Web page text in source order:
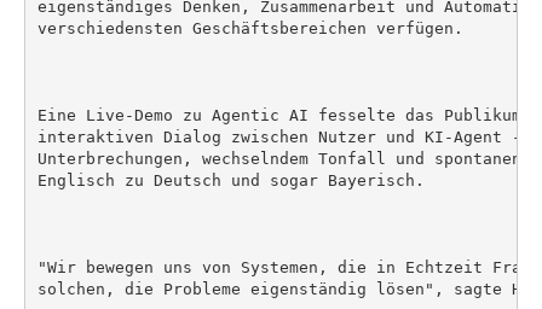
eigenständiges Denken, Zusammenarbeit und
verschiedensten Geschäftsbereichen verfügen.
Eine Live-Demo zu Agentic AI fesselte das Publikum
interaktiven Dialog zwischen Nutzer und KI-Agent -
Unterbrechungen, wechselndem Tonfall und spontanen
Englisch zu Deutsch und sogar Bayerisch.
"Wir bewegen uns von Systemen, die in Echtzeit
solchen, die Probleme eigenständig lösen", sagte